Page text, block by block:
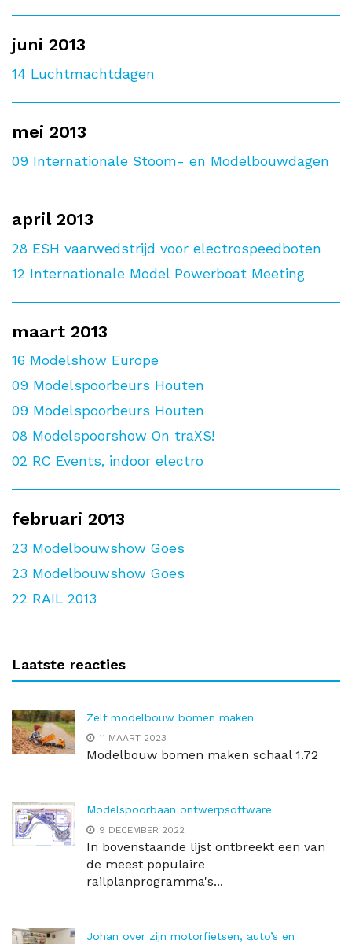
juni 2013
14 Luchtmachtdagen
mei 2013
09 Internationale Stoom- en Modelbouwdagen
april 2013
28 ESH vaarwedstrijd voor electrospeedboten
12 Internationale Model Powerboat Meeting
maart 2013
16 Modelshow Europe
09 Modelspoorbeurs Houten
09 Modelspoorbeurs Houten
08 Modelspoorshow On traXS!
02 RC Events, indoor electro
februari 2013
23 Modelbouwshow Goes
23 Modelbouwshow Goes
22 RAIL 2013
Laatste reacties
Zelf modelbouw bomen maken
11 MAART 2023
Modelbouw bomen maken schaal 1.72
Modelspoorbaan ontwerpsoftware
9 DECEMBER 2022
In bovenstaande lijst ontbreekt een van
de meest populaire
railplanprogramma's...
Johan over zijn motorfietsen, auto’s en